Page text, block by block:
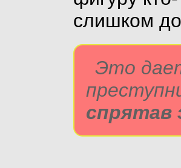
слишком
Это
спрятав